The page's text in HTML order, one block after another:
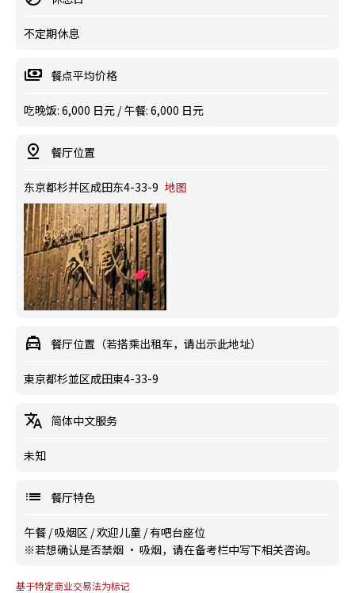
不定期休息
餐点平均价格
吃晚饭: 6,000 日元 / 午餐: 6,000 日元
餐厅位置
东京都杉并区成田东4-33-9 地图
餐厅位置（若搭乘出租车，请出示此地址）
東京都杉並区成田東4-33-9
简体中文服务
未知
餐厅特色
午餐 /吸烟区 /欢迎儿童 /有吧台座位
※若想确认是否禁烟 · 吸烟，请在备考栏中写下相关咨询。
基于特定商业交易法为标记